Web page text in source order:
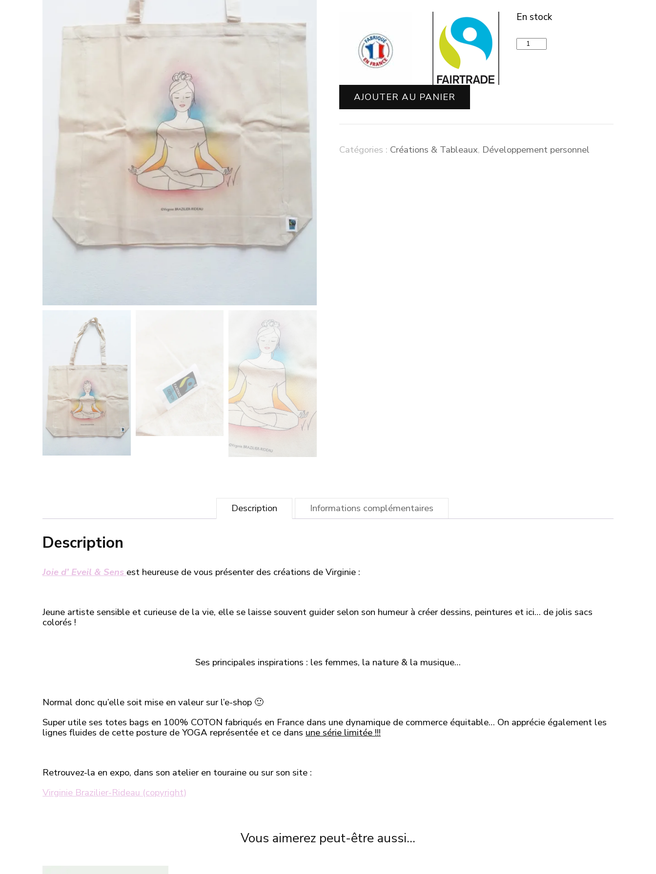
En stock
quantité
de
AJOUTER AU PANIER
Catégories : Créations & Tableaux, Développement personnel
Description Informations complémentaires
Description
Joie d’ Eveil & Sens est heureuse de vous présenter des créations de Virginie :
Jeune artiste sensible et curieuse de la vie, elle se laisse souvent guider selon son humeur à créer dessins, peintures et ici… de jolis sacs
colorés !
Ses principales inspirations : les femmes, la nature & la musique…
Normal donc qu’elle soit mise en valeur sur l’e-shop 🙂
Super utile ses totes bags en 100% COTON fabriqués en France dans une dynamique de commerce équitable… On apprécie également les
lignes fluides de cette posture de YOGA représentée et ce dans une série limitée !!!
Retrouvez-la en expo, dans son atelier en touraine ou sur son site :
Virginie Brazilier-Rideau (copyright)
Vous aimerez peut-être aussi…